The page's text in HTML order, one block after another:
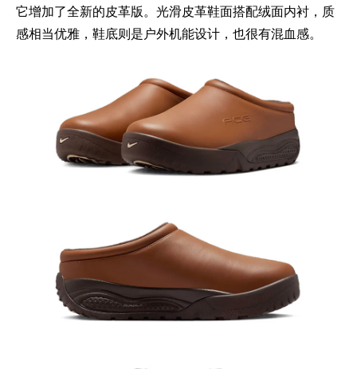
它增加了全新的皮革版。光滑皮革鞋面搭配绒面内衬，质
感相当优雅，鞋底则是户外机能设计，也很有混血感。